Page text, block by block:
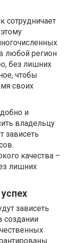
сотрудничает
любой регион
без лишних
чтобы
своих
и
владельцу
зависеть
качества –
лишних
зависеть
создании